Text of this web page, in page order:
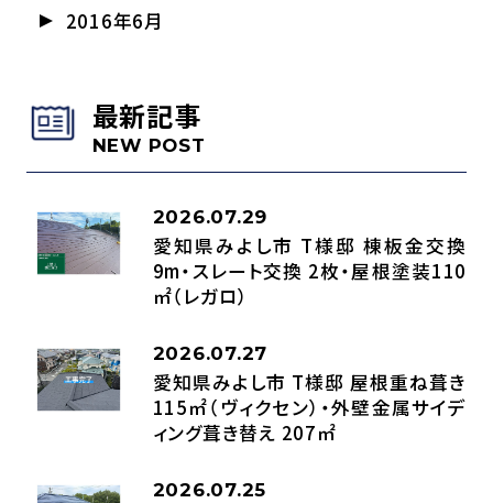
2016年6月
最新記事
NEW POST
2026.07.29
愛知県みよし市 T様邸 棟板金交換
9m・スレート交換 2枚・屋根塗装110
㎡（レガロ）
2026.07.27
愛知県みよし市 T様邸 屋根重ね葺き
115㎡（ヴィクセン）・外壁金属サイデ
ィング葺き替え 207㎡
2026.07.25